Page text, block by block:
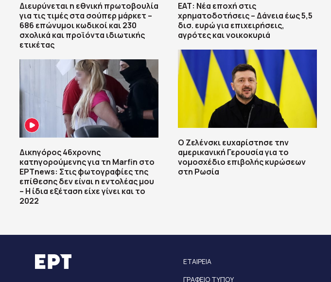
Διευρύνεται η εθνική πρωτοβουλία
για τις τιμές στα σούπερ μάρκετ –
686 επώνυμοι κωδικοί και 230
σχολικά και προϊόντα ιδιωτικής
ετικέτας
Δικηγόρος 46χρονης
κατηγορούμενης για τη Marfin στο
ΕΡΤnews: Στις φωτογραφίες της
επίθεσης δεν είναι η εντολέας μου
– Η ίδια εξέταση είχε γίνει και το
2022
ΕΑΤ: Νέα εποχή στις
χρηματοδοτήσεις – Δάνεια έως 5,5
δισ. ευρώ για επιχειρήσεις,
αγρότες και νοικοκυριά
Ο Ζελένσκι ευχαρίστησε την
αμερικανική Γερουσία για το
νομοσχέδιο επιβολής κυρώσεων
στη Ρωσία
ΕΤΑΙΡΕΙΑ
ΓΡΑΦΕΙΟ ΤΥΠΟΥ